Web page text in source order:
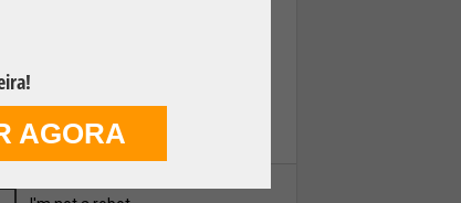
AGORA
FAZER DOWNLOAD GRÁTIS